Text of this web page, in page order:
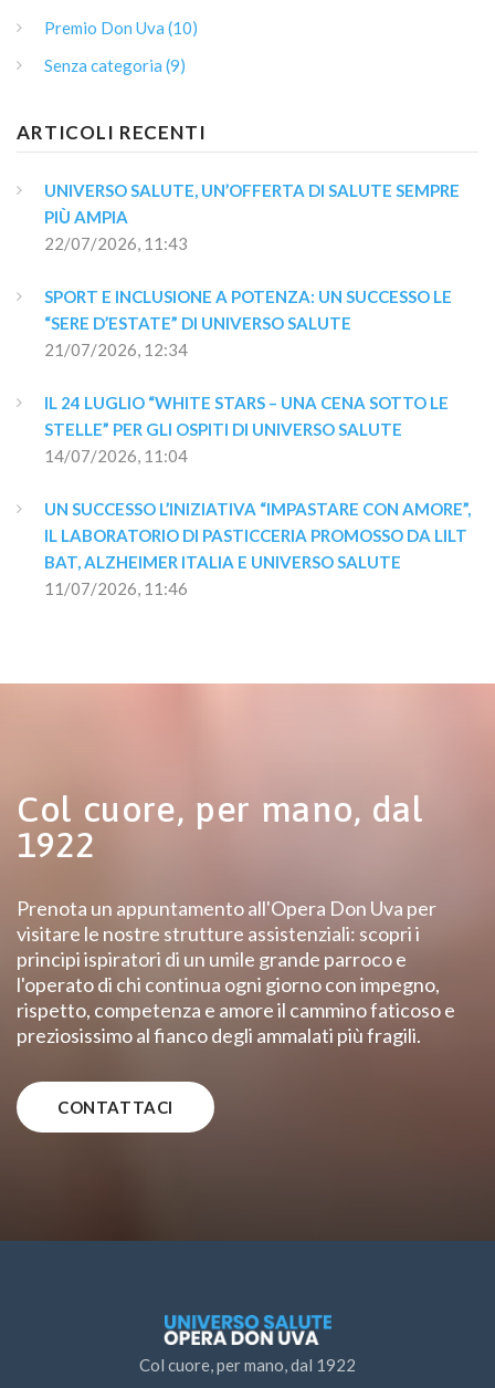
Premio Don Uva (10)
Senza categoria (9)
ARTICOLI RECENTI
UNIVERSO SALUTE, UN’OFFERTA DI SALUTE SEMPRE
PIÙ AMPIA
22/07/2026, 11:43
SPORT E INCLUSIONE A POTENZA: UN SUCCESSO LE
“SERE D’ESTATE” DI UNIVERSO SALUTE
21/07/2026, 12:34
IL 24 LUGLIO “WHITE STARS – UNA CENA SOTTO LE
STELLE” PER GLI OSPITI DI UNIVERSO SALUTE
14/07/2026, 11:04
UN SUCCESSO L’INIZIATIVA “IMPASTARE CON AMORE”,
IL LABORATORIO DI PASTICCERIA PROMOSSO DA LILT
BAT, ALZHEIMER ITALIA E UNIVERSO SALUTE
11/07/2026, 11:46
Col cuore, per mano, dal
1922
Prenota un appuntamento all'Opera Don Uva per
visitare le nostre strutture assistenziali: scopri i
principi ispiratori di un umile grande parroco e
l'operato di chi continua ogni giorno con impegno,
rispetto, competenza e amore il cammino faticoso e
preziosissimo al fianco degli ammalati più fragili.
CONTATTACI
Col cuore, per mano, dal 1922